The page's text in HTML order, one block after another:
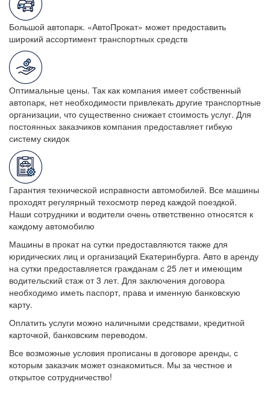
Большой автопарк. «АвтоПрокат» может предоставить
широкий ассортимент транспортных средств
Оптимальные цены. Так как компания имеет собственный
автопарк, нет необходимости привлекать другие транспортные
организации, что существенно снижает стоимость услуг. Для
постоянных заказчиков компания предоставляет гибкую
систему скидок
Гарантия технической исправности автомобилей. Все машины
проходят регулярный техосмотр перед каждой поездкой.
Наши сотрудники и водители очень ответственно относятся к
каждому автомобилю
Машины в прокат на сутки предоставляются также для
юридических лиц и организаций Екатеринбурга. Авто в аренду
на сутки предоставляется гражданам с 25 лет и имеющим
водительский стаж от 3 лет. Для заключения договора
необходимо иметь паспорт, права и именную банковскую
карту.
Оплатить услуги можно наличными средствами, кредитной
карточкой, банковским переводом.
Все возможные условия прописаны в договоре аренды, с
которым заказчик может ознакомиться. Мы за честное и
открытое сотрудничество!